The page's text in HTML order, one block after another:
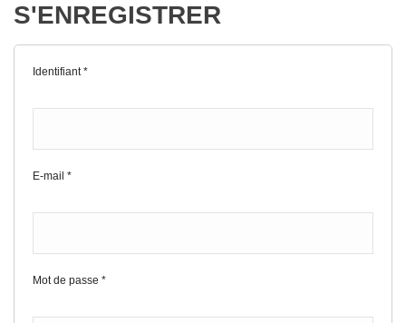
S'ENREGISTRER
Identifiant*
E-mail *
Mot de passe *